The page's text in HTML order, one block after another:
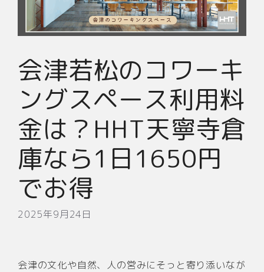
会津若松のコワーキ
ングスペース利用料
金は？HHT天寧寺倉
庫なら1日1650円
でお得
2025年9月24日
会津の文化や自然、人の営みにそっと寄り添いなが